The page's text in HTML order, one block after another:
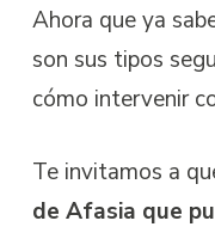
Ahora que ya
son sus tipos
cómo intervenir
Te invitamos a
de Afasia que